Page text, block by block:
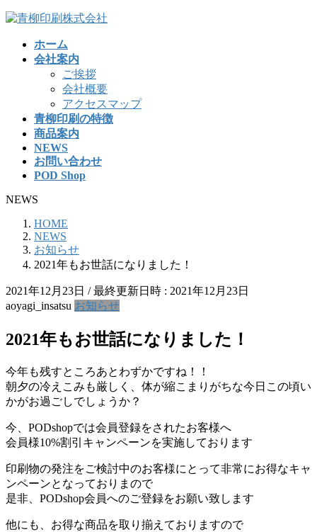
コ
ナ
ホーム
会社案内
ご挨拶
会社概要
アクセスマップ
青柳印刷の特徴
商品案内
NEWS
お問い合わせ
POD Shop
NEWS
HOME
NEWS
お知らせ
2021年もお世話になりました！
2021年12月23日 / 最終更新日時 : 2021年12月23日
aoyagi_insatsu お知らせ
2021年もお世話になりました！
今年も残すところあとわずかですね！！
朝夕の冷えこみも厳しく、体が縮こまりがちな今日この頃い
かがお過ごしでしょうか？
今、PODshopでは会員登録をされたお客様へ
会員様10%割引キャンペーンを実施しております
印刷物の発注をご検討中のお客様にとって非常にお得なキャ
ンペーンとなっておりまので
是非、PODshop会員へのご登録をお願い致します
他にも、お得な商品を取り揃えておりますので